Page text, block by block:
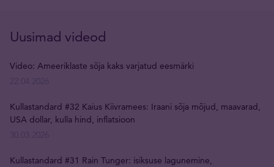
Uusimad videod
Video: Ameeriklaste sõja kaks varjatud eesmärki
Kullastandard #32 Kaius Kiivramees: Iraani sõja mõjud, maavarad,
USA dollar, kulla hind, inflatsioon
Kullastandard #31 Rain Tunger: isiksuse lagunemine,